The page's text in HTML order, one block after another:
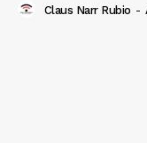
Claus Narr Rubio -